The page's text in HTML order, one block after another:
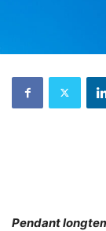
Pendant